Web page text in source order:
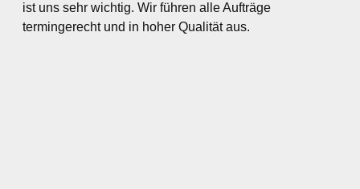
ist uns sehr wichtig. Wir führen alle Aufträge
termingerecht und in hoher Qualität aus.